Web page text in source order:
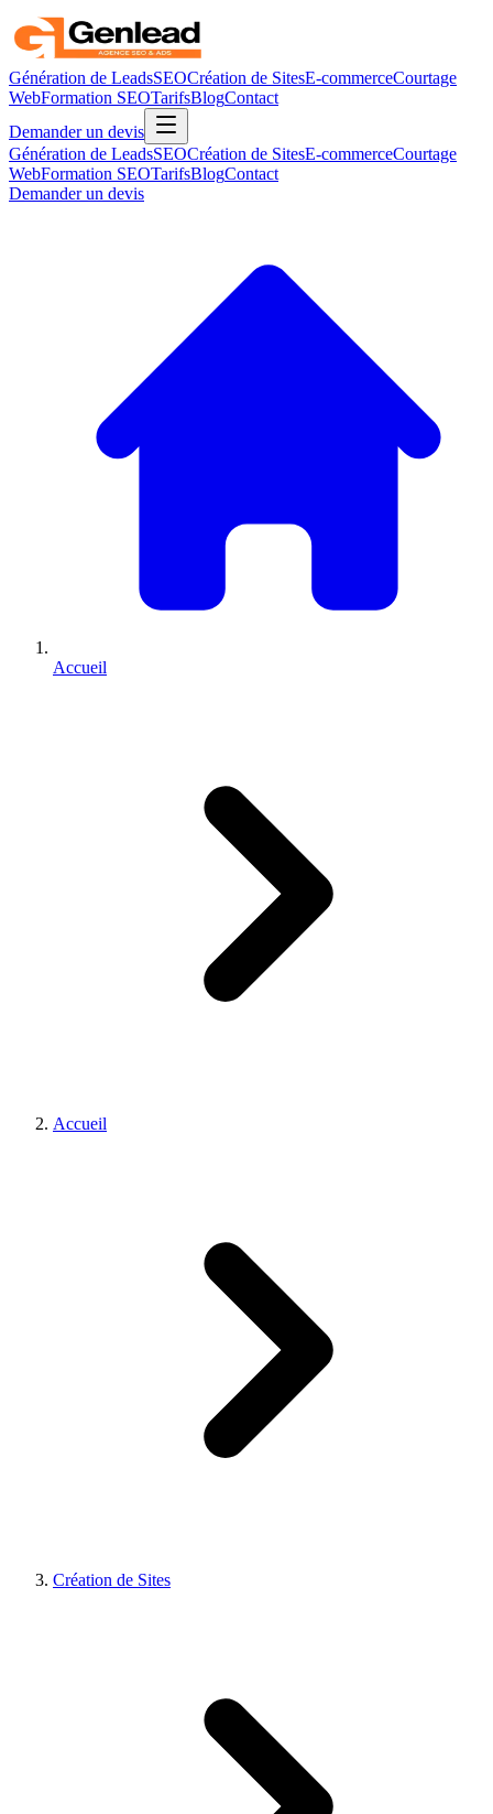
Génération de LeadsSEOCréation de SitesE-commerceCourtage
WebFormation SEOTarifsBlogContact
Demander un devis
Génération de LeadsSEOCréation de SitesE-commerceCourtage
WebFormation SEOTarifsBlogContact
Demander un devis
Accueil
Accueil
Création de Sites